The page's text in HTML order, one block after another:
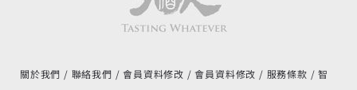
關於我們 聯絡我們 會員資料修改 會員資料修改 服務條款 智